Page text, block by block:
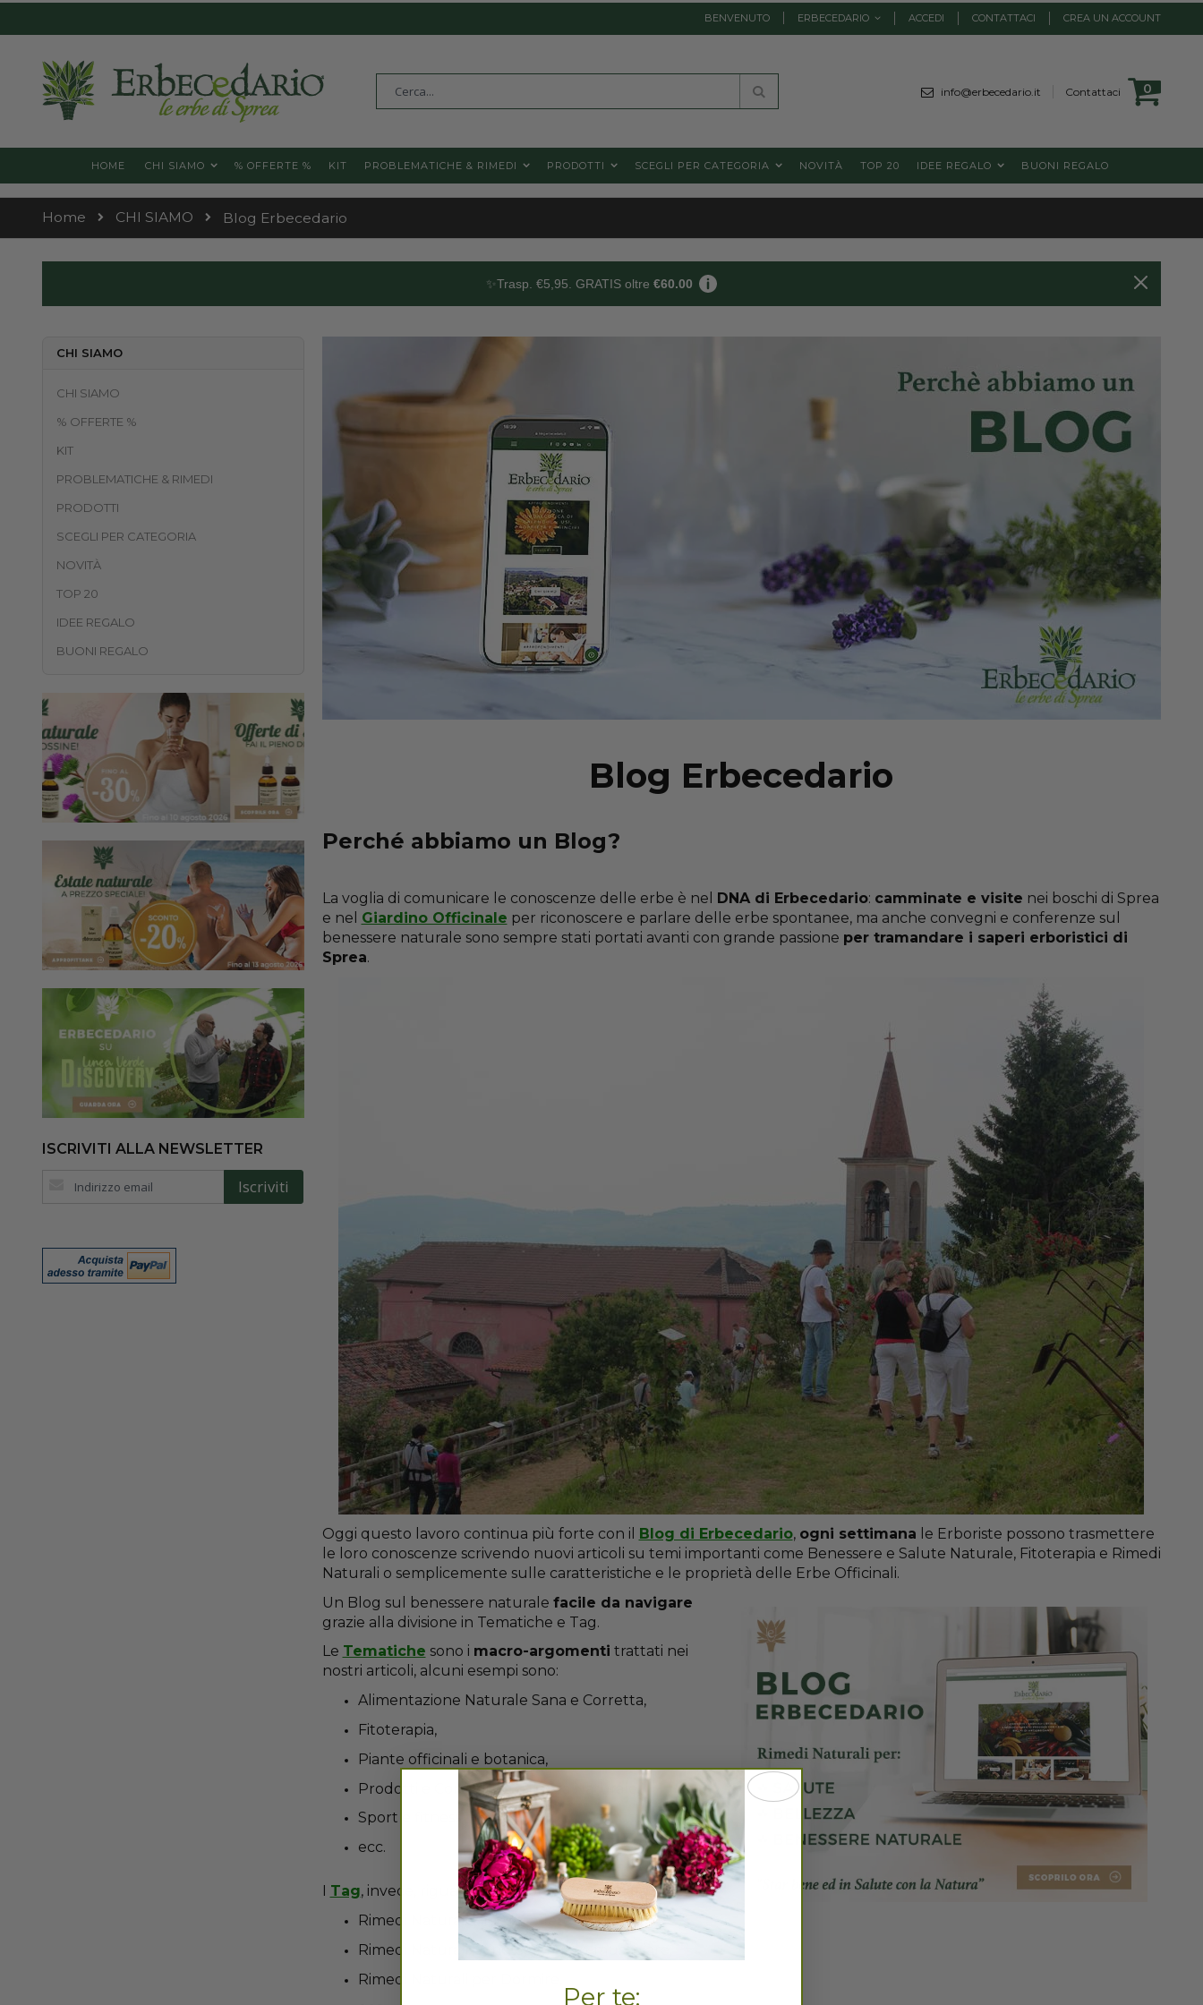
to
BENVENUTO ERBECEDARIO ACCEDI CONTATTACI CREA UN ACCOUNT
Cart
0
info@erbecedario.it Contattaci
HOME CHI SIAMO % OFFERTE % KIT PROBLEMATICHE & RIMEDI PRODOTTI SCEGLI PER CATEGORIA NOVITÀ TOP 20 IDEE REGALO BUONI REGALO
Home CHI SIAMO Blog Erbecedario
✨Trasp. €5,95. GRATIS oltre €60.00
Blog Erbecedario
Perché abbiamo un Blog?
La voglia di comunicare le conoscenze delle erbe è nel DNA di Erbecedario: camminate e visite nei boschi di Sprea
e nel Giardino Officinale per riconoscere e parlare delle erbe spontanee, ma anche convegni e conferenze sul
benessere naturale sono sempre stati portati avanti con grande passione per tramandare i saperi erboristici di
Sprea.
Oggi questo lavoro continua più forte con il Blog di Erbecedario, ogni settimana le Erboriste possono trasmettere
le loro conoscenze scrivendo nuovi articoli su temi importanti come Benessere e Salute Naturale, Fitoterapia e Rimedi
Naturali o semplicemente sulle caratteristiche e le proprietà delle Erbe Officinali.
Un Blog sul benessere naturale facile da navigare
grazie alla divisione in Tematiche e Tag.
Le Tematiche sono i macro-argomenti trattati nei
nostri articoli, alcuni esempi sono:
Alimentazione Naturale Sana e Corretta,
Fitoterapia,
Piante officinali e botanica,
Prodotti e Consigli di Bellezza Naturale,
Sport e fitness,
ecc.
Tag, invece, riguardano argomenti più specifici su:
Rimedi Naturali Sintomi Allergici,
Rimedi Naturali Benessere Artro-muscolare,
Rimedi Naturali per Dormire,
CHI SIAMO
CHI SIAMO
% OFFERTE %
KIT
PROBLEMATICHE & RIMEDI
PRODOTTI
SCEGLI PER CATEGORIA
NOVITÀ
TOP 20
IDEE REGALO
BUONI REGALO
ISCRIVITI ALLA NEWSLETTER
Iscriviti
Per te: